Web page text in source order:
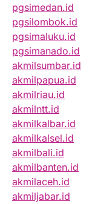
pgsimedan.id
pgsilombok.id
pgsimaluku.id
pgsimanado.id
akmilsumbar.id
akmilpapua.id
akmilriau.id
akmilntt.id
akmilkalbar.id
akmilkalsel.id
akmilbali.id
akmilbanten.id
akmilaceh.id
akmiljabar.id